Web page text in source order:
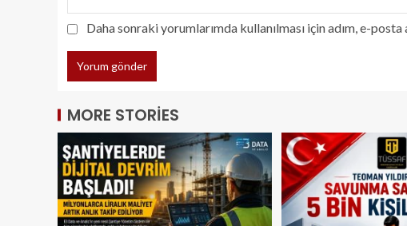
Daha sonraki yorumlarımda kullanılması için adım, e-
MORE STORIES